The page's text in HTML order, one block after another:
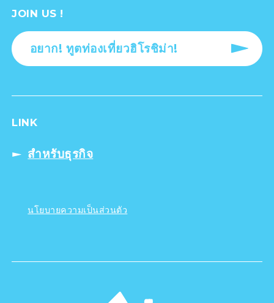
JOIN US !
อยาก! ทูตท่องเที่ยวฮิโรชิม่า!
LINK
สำหรับธุรกิจ
นโยบายความเป็นส่วนตัว